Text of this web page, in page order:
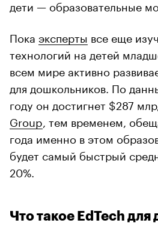
дети — образовательные
Пока эксперты все еще
технологий на детей
всем мире активно
для дошкольников. По
году он достигнет $287
Group , тем временем,
года именно в этом
будет самый быстрый
20%.
Что такое EdTech